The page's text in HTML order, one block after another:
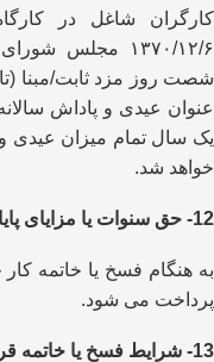
کارگران شاغل در
۱۳۷۰/۱۲/۶
شصت روز مزد ثابت/مبنا
عنوان عیدی و پاداش
یک سال تمام میزان
خواهد شد.
12- حق سنوات یا مزایای پایان کار :
به هنگام فسخ یا خاتمه
پرداخت می شود.
13- شرایط فسخ یا خاتمه قرارداد :